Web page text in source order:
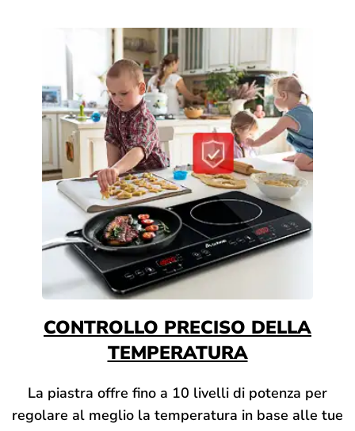
CONTROLLO PRECISO DELLA
TEMPERATURA
La piastra offre fino a 10 livelli di potenza per
regolare al meglio la temperatura in base alle tue